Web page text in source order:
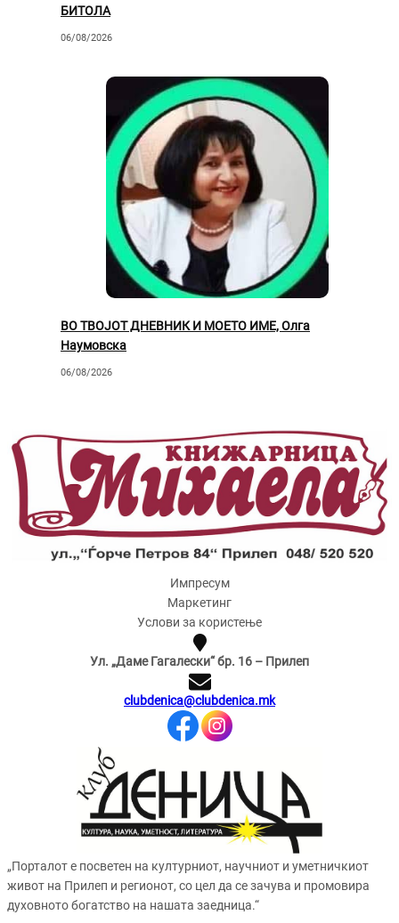
БИТОЛА
06/08/2026
ВО ТВОЈОТ ДНЕВНИК И МОЕТО ИМЕ, Олга
Наумовска
06/08/2026
Импресум
Маркетинг
Услови за користење
Ул. „Даме Гагалески“ бр. 16 – Прилеп
clubdenica@clubdenica.mk
„Порталот е посветен на културниот, научниот и уметничкиот
живот на Прилеп и регионот, со цел да се зачува и промовира
духовното богатство на нашата заедница.“